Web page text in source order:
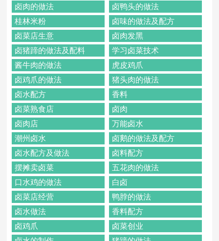
卤肉的做法
卤鸭头的做法
桂林米粉
卤味的做法及配方
卤菜店生意
卤肉发黑
卤猪蹄的做法及配料
学习卤菜技术
酱牛肉的做法
虎皮鸡爪
卤鸡爪的做法
猪头肉的做法
卤水配方
香料
卤菜熟食店
卤肉
卤肉店
万能卤水
潮州卤水
卤鹅的做法及配方
卤水配方及做法
卤料配方
摆摊卖卤菜
五花肉的做法
口水鸡的做法
白卤
卤菜店经营
鸭脖的做法
卤水做法
香料配方
卤鸡爪
卤菜创业